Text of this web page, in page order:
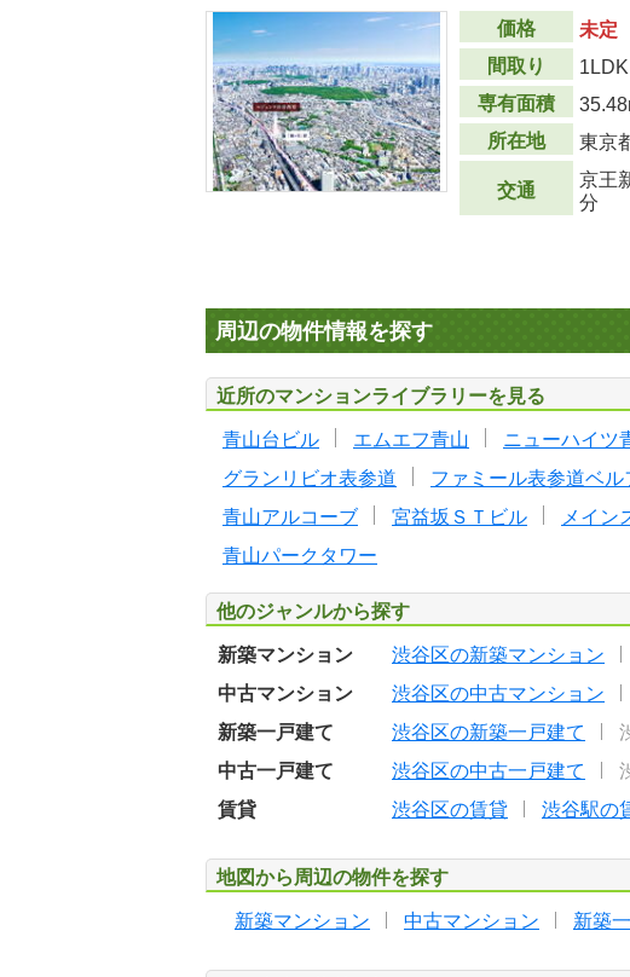
価格
未定
間取り
専有面積
所在地
東京
交通
京王
分
周辺の物件情報を探す
近所のマンションライブラリーを見る
青山台ビル エムエフ青山 ニューハイツ
グランリビオ表参道
ファミール表参道ベル
青山アルコーブ
宮益坂ＳＴビル メイン
青山パークタワー
他のジャンルから探す
新築マンション 渋谷区の新築マンション
中古マンション
渋谷区の中古マンション
新築一戸建て
渋谷区の新築一戸建て
中古一戸建て
渋谷区の中古一戸建て
賃貸
渋谷区の賃貸 渋谷駅の
地図から周辺の物件を探す
新築マンション 中古マンション 新築